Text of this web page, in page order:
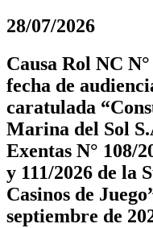
28/07/2026
Causa Rol NC
fecha de
caratulada
Marina del Sol
Exentas N° 108/
y 111/2026 de la
Casinos de
septiembre de